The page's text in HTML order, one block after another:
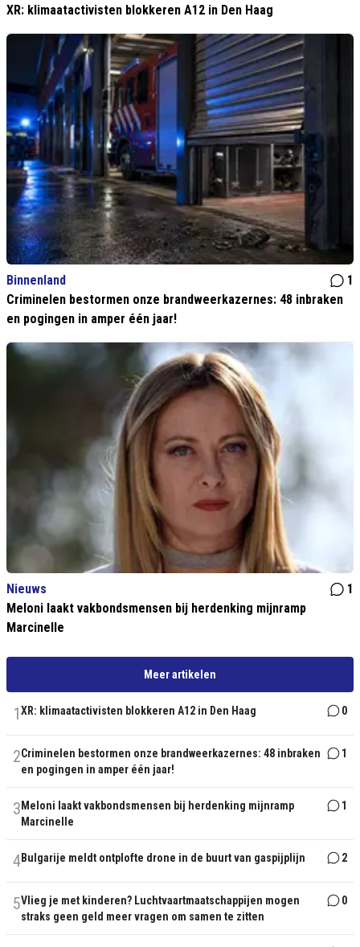
XR: klimaatactivisten blokkeren A12 in Den Haag
Binnenland
1
Criminelen bestormen onze brandweerkazernes: 48 inbraken
en pogingen in amper één jaar!
Nieuws
1
Meloni laakt vakbondsmensen bij herdenking mijnramp
Marcinelle
Meer artikelen
1XR: klimaatactivisten blokkeren A12 in Den Haag 0
2Criminelen bestormen onze brandweerkazernes: 48 inbraken
en pogingen in amper één jaar!
1
3 Meloni laakt vakbondsmensen bij herdenking mijnramp
Marcinelle
1
4Bulgarije meldt ontplofte drone in de buurt van gaspijplijn 2
5Vlieg je met kinderen? Luchtvaartmaatschappijen mogen
straks geen geld meer vragen om samen te zitten
0